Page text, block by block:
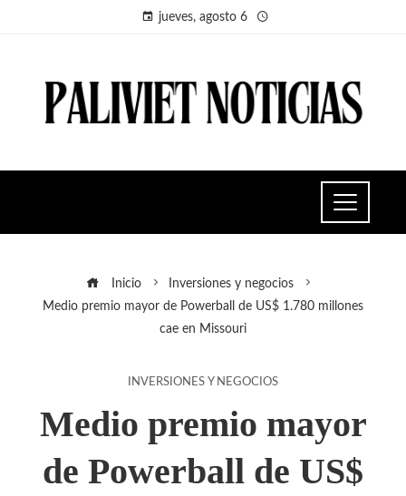
jueves, agosto 6
Inicio
Inversiones y negocios
Medio premio mayor de Powerball de US$ 1.780 millones
cae en Missouri
INVERSIONES Y NEGOCIOS
Medio premio mayor
de Powerball de US$